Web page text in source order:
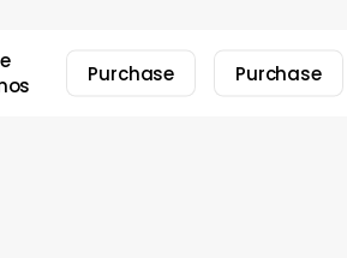
Purchase Purchase